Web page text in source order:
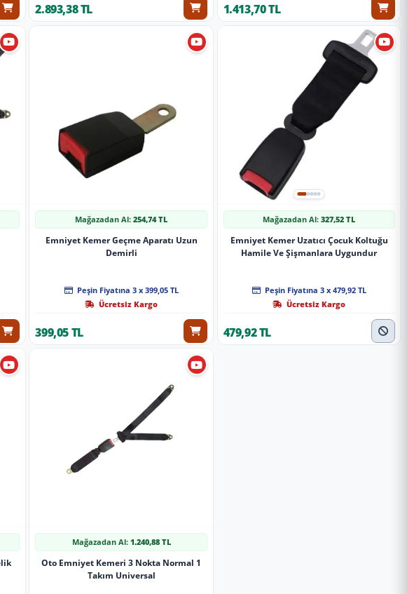
2.893,38 TL 1.413,70 TL
Mağazadan Al:254,74 TL
Emniyet Kemer Geçme Aparatı Uzun
Demirli
Peşin Fiyatına 3 x 399,05 TL
Ücretsiz Kargo
399,05 TL
Mağazadan Al:327,52 TL
Emniyet Kemer Uzatıcı Çocuk Koltuğu
Hamile Ve Şişmanlara Uygundur
Peşin Fiyatına 3 x 479,92 TL
Ücretsiz Kargo
479,92 TL
Mağazadan Al: 1.240,88 TL
Oto Emniyet Kemeri 3 Nokta Normal 1
Takım Universal